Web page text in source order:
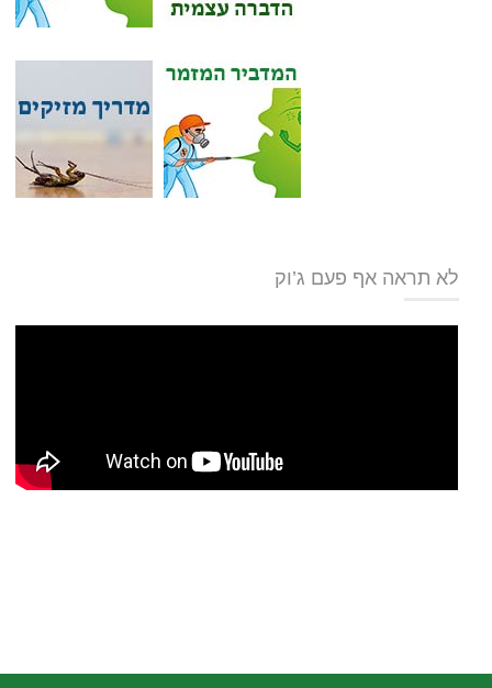
לא תראה אף פעם ג’וק